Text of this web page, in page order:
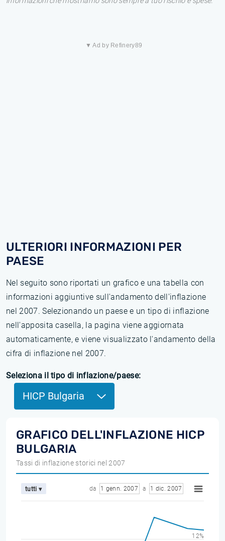
▼ Ad by Refinery89
ULTERIORI INFORMAZIONI PER
PAESE
Nel seguito sono riportati un grafico e una tabella con
informazioni aggiuntive sull'andamento dell'inflazione
nel 2007. Selezionando un paese e un tipo di inflazione
nell'apposita casella, la pagina viene aggiornata
automaticamente, e viene visualizzato l'andamento della
cifra di inflazione nel 2007.
Seleziona il tipo di inflazione/paese:
HICP Bulgaria
GRAFICO DELL'INFLAZIONE HICP
BULGARIA
Tassi di inflazione storici nel 2007
tutti ▾ da 1 genn. 2007 a 1 dic. 2007
12%